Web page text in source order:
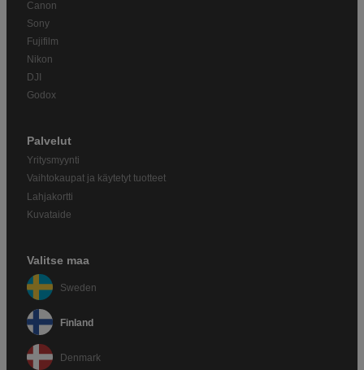
Canon
Sony
Fujifilm
Nikon
DJI
Godox
Palvelut
Yritysmyynti
Vaihtokaupat ja käytetyt tuotteet
Lahjakortti
Kuvataide
Valitse maa
Sweden
Finland
Denmark